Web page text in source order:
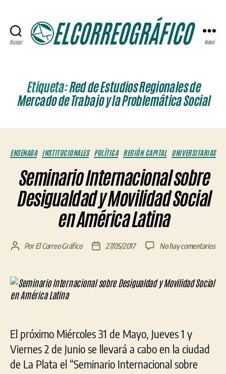
Buscar Menú
Etiqueta:Red de Estudios Regionales de
Mercado de Trabajo y la Problemática Social
Categorías
ENSENADA INSTITUCIONALES POLÍTICA REGIÓN CAPITAL UNIVERSITARIAS
Seminario Internacional sobre
Desigualdad y Movilidad Social
en América Latina
Autor
entrada
PorEl Correo Gráfico
Fecha
entrada
27/05/2017 No hay comentariosen
El próximo Miércoles 31 de Mayo, Jueves 1 y
Viernes 2 de Junio se llevará a cabo en la ciudad
de La Plata el “Seminario Internacional sobre